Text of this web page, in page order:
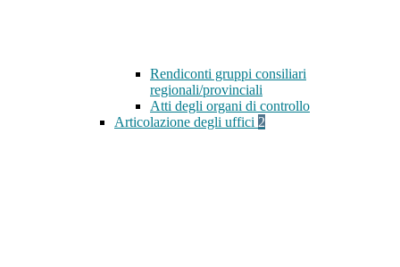
Rendiconti gruppi consiliari
regionali/provinciali
Atti degli organi di controllo
Articolazione degli uffici 2